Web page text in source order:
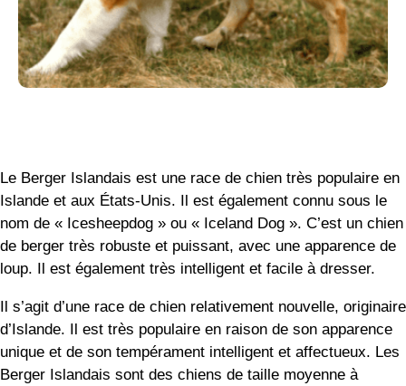
Le Berger Islandais est une race de chien très populaire en
Islande et aux États-Unis. Il est également connu sous le
nom de « Icesheepdog » ou « Iceland Dog ». C’est un chien
de berger très robuste et puissant, avec une apparence de
loup. Il est également très intelligent et facile à dresser.
Il s’agit d’une race de chien relativement nouvelle, originaire
d’Islande. Il est très populaire en raison de son apparence
unique et de son tempérament intelligent et affectueux. Les
Berger Islandais sont des chiens de taille moyenne à